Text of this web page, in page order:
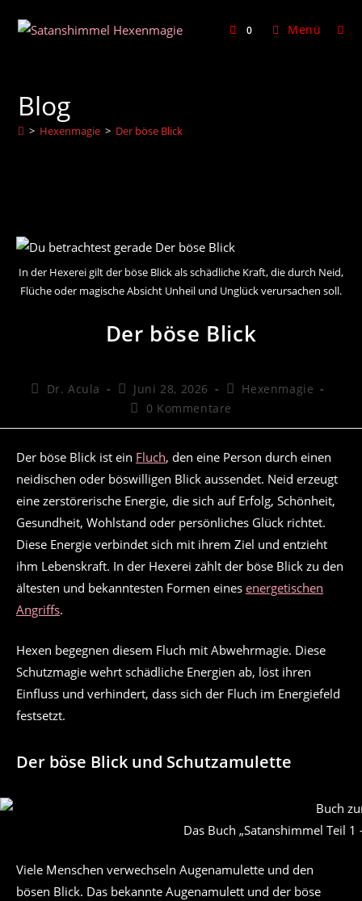
Inhalt
0 Menü
Blog
> Hexenmagie > Der böse Blick
In der Hexerei gilt der böse Blick als schädliche Kraft, die durch Neid,
Flüche oder magische Absicht Unheil und Unglück verursachen soll.
Der böse Blick
Beitrags-
Dr. Acula
Beitrag
veröffentlicht:
Juni 28, 2026
Beitrags-
Kategorie:
Hexenmagie
Beitrags-
0 Kommentare
Der böse Blick ist ein Fluch, den eine Person durch einen
neidischen oder böswilligen Blick aussendet. Neid erzeugt
eine zerstörerische Energie, die sich auf Erfolg, Schönheit,
Gesundheit, Wohlstand oder persönliches Glück richtet.
Diese Energie verbindet sich mit ihrem Ziel und entzieht
ihm Lebenskraft. In der Hexerei zählt der böse Blick zu den
ältesten und bekanntesten Formen eines energetischen
Angriffs.
Hexen begegnen diesem Fluch mit Abwehrmagie. Diese
Schutzmagie wehrt schädliche Energien ab, löst ihren
Einfluss und verhindert, dass sich der Fluch im Energiefeld
festsetzt.
Der böse Blick und Schutzamulette
Das Buch „Satanshimmel Teil
Viele Menschen verwechseln Augenamulette und den
bösen Blick. Das bekannte Augenamulett und der böse